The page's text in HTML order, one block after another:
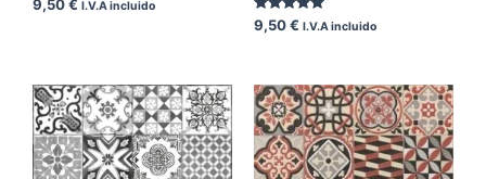
9,50€ I.V.A incluido
Valorado
con
9,50€ I.V.A incluido